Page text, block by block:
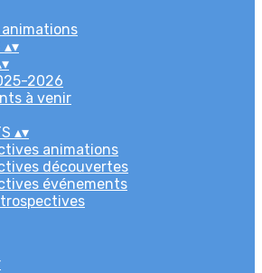
▴▾
▾
2026
à venir
▴▾
animations
découvertes
événements